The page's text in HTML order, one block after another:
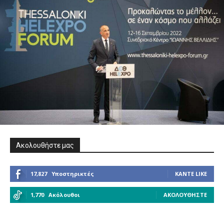
Ακολουθήστε μας
17,827 Υποστηρικτές ΚΆΝΤΕ LIKE
1,770 Ακόλουθοι ΑΚΟΛΟΥΘΉΣΤΕ